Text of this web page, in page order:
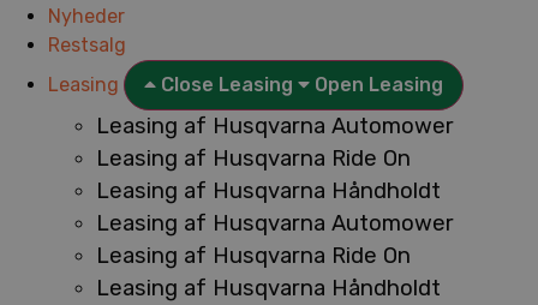
Nyheder
Restsalg
Leasing
Close Leasing Open Leasing
Leasing af Husqvarna Automower
Leasing af Husqvarna Ride On
Leasing af Husqvarna Håndholdt
Leasing af Husqvarna Automower
Leasing af Husqvarna Ride On
Leasing af Husqvarna Håndholdt